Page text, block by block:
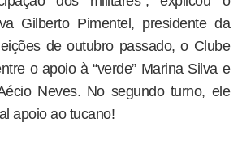
Gilberto Pimentel, presidente da
de outubro passado, o Clube
o apoio à “verde” Marina Silva e
Neves. No segundo turno, ele
apoio ao tucano!